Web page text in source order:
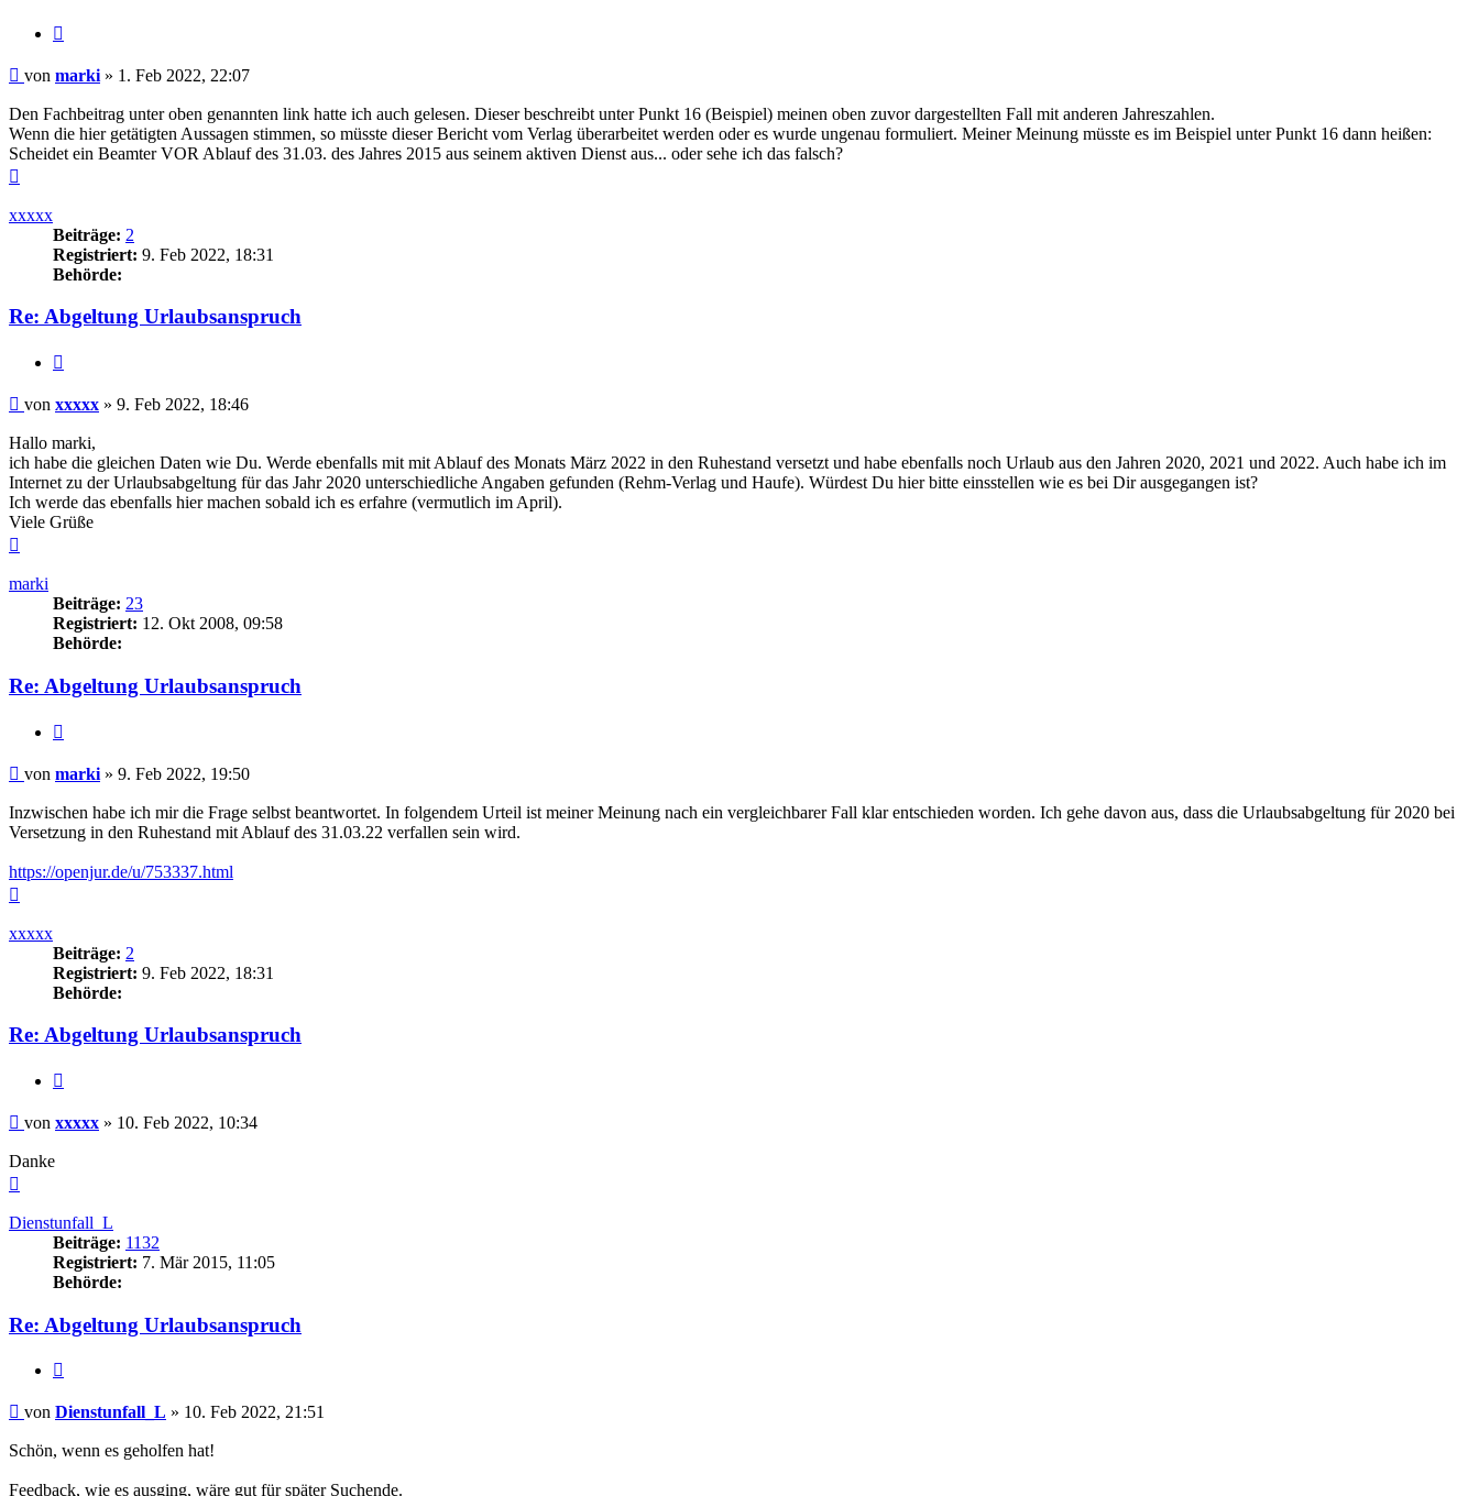
Beitrag
von marki » 1. Feb 2022, 22:07
Den Fachbeitrag unter oben genannten link hatte ich auch gelesen. Dieser beschreibt unter Punkt 16 (Beispiel) meinen oben zuvor dargestellten Fall mit anderen Jahreszahlen.
Wenn die hier getätigten Aussagen stimmen, so müsste dieser Bericht vom Verlag überarbeitet werden oder es wurde ungenau formuliert. Meiner Meinung müsste es im Beispiel unter Punkt 16 dann heißen:
Scheidet ein Beamter VOR Ablauf des 31.03. des Jahres 2015 aus seinem aktiven Dienst aus... oder sehe ich das falsch?
xxxxx
Beiträge: 2
Registriert: 9. Feb 2022, 18:31
Behörde:
Re: Abgeltung Urlaubsanspruch
Beitrag
von xxxxx » 9. Feb 2022, 18:46
Hallo marki,
ich habe die gleichen Daten wie Du. Werde ebenfalls mit mit Ablauf des Monats März 2022 in den Ruhestand versetzt und habe ebenfalls noch Urlaub aus den Jahren 2020, 2021 und 2022. Auch habe ich im
Internet zu der Urlaubsabgeltung für das Jahr 2020 unterschiedliche Angaben gefunden (Rehm-Verlag und Haufe). Würdest Du hier bitte einsstellen wie es bei Dir ausgegangen ist?
Ich werde das ebenfalls hier machen sobald ich es erfahre (vermutlich im April).
Viele Grüße
marki
Beiträge: 23
Registriert: 12. Okt 2008, 09:58
Behörde:
Re: Abgeltung Urlaubsanspruch
Beitrag
von marki » 9. Feb 2022, 19:50
Inzwischen habe ich mir die Frage selbst beantwortet. In folgendem Urteil ist meiner Meinung nach ein vergleichbarer Fall klar entschieden worden. Ich gehe davon aus, dass die Urlaubsabgeltung für 2020 bei
Versetzung in den Ruhestand mit Ablauf des 31.03.22 verfallen sein wird.
https://openjur.de/u/753337.html
xxxxx
Beiträge: 2
Registriert: 9. Feb 2022, 18:31
Behörde:
Re: Abgeltung Urlaubsanspruch
Beitrag
von xxxxx » 10. Feb 2022, 10:34
Danke
Dienstunfall_L
Beiträge: 1132
Registriert: 7. Mär 2015, 11:05
Behörde:
Re: Abgeltung Urlaubsanspruch
Beitrag
von Dienstunfall_L » 10. Feb 2022, 21:51
Schön, wenn es geholfen hat!
Feedback, wie es ausging, wäre gut für später Suchende.